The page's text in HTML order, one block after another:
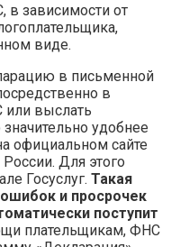
в зависимости от
виде.
в письменной
в
или выслать
удобнее
официальном сайте
Для этого
Госуслуг. Такая
и просрочек
поступит
плательщикам, ФНС